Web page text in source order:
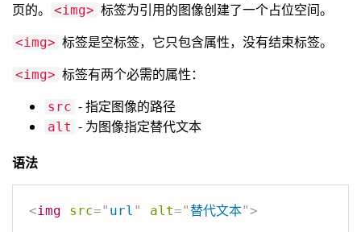
页的。
<img> 标签为引用的图像创建了一个占位空间。
<img> 标签是空标签，它只包含属性，没有结束标签。
<img> 标签有两个必需的属性：
src - 指定图像的路径
alt - 为图像指定替代文本
语法
<img src=" url " alt=" 替代文本">